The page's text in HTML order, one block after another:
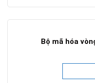
Bộ mã hóa